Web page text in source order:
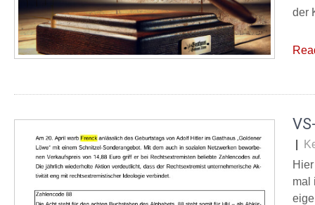
der
mal